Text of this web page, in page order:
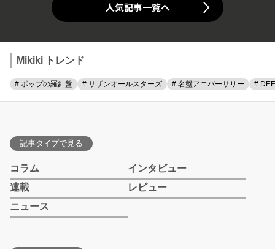
人気記事一覧へ
Mikiki トレンド
# ポップの羅針盤 # サザンオールスターズ # 名盤アニバーサリー #
記事タイプで見る
コラム
インタビュー
連載
レビュー
ニュース